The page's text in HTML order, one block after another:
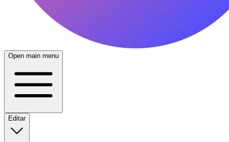
Open main menu
Editar